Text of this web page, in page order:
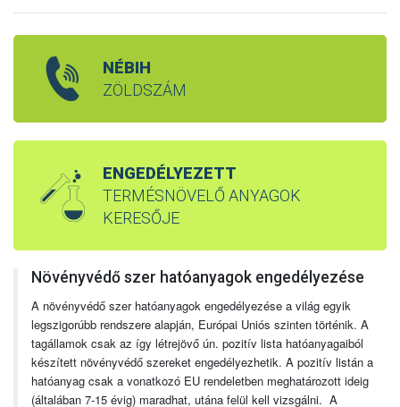
NÉBIH
ZÖLDSZÁM
ENGEDÉLYEZETT
TERMÉSNÖVELŐ ANYAGOK
KERESŐJE
Növényvédő szer hatóanyagok engedélyezése
A növényvédő szer hatóanyagok engedélyezése a világ egyik
legszigorúbb rendszere alapján, Európai Uniós szinten történik. A
tagállamok csak az így létrejövő ún. pozitív lista hatóanyagaiból
készített növényvédő szereket engedélyezhetik. A pozitív listán a
hatóanyag csak a vonatkozó EU rendeletben meghatározott ideig
(általában 7-15 évig) maradhat, utána felül kell vizsgálni. A